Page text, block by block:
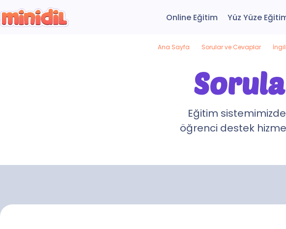
Online Eğitim Yüz Yüze
Ana Sayfa Sorular ve Cevaplar
Eğitim
öğrenci destek